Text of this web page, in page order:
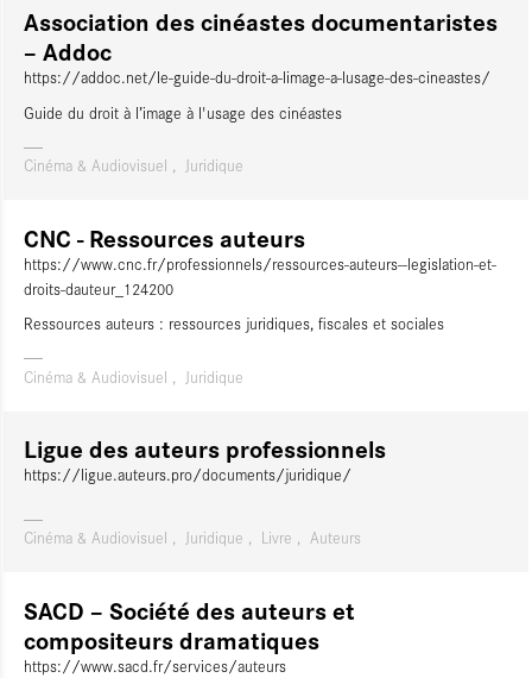
Association des cinéastes documentaristes
– Addoc
https://addoc.net/le-guide-du-droit-a-limage-a-lusage-des-cineastes/
Guide du droit à l’image à l'usage des cinéastes
Cinéma & Audiovisuel Juridique
CNC - Ressources auteurs
https://www.cnc.fr/professionnels/ressources-auteurs--legislation-et-
droits-dauteur_124200
Ressources auteurs : ressources juridiques, fiscales et sociales
Cinéma & Audiovisuel Juridique
Ligue des auteurs professionnels
https://ligue.auteurs.pro/documents/juridique/
Cinéma & Audiovisuel Juridique Livre Auteurs
SACD – Société des auteurs et
compositeurs dramatiques
https://www.sacd.fr/services/auteurs